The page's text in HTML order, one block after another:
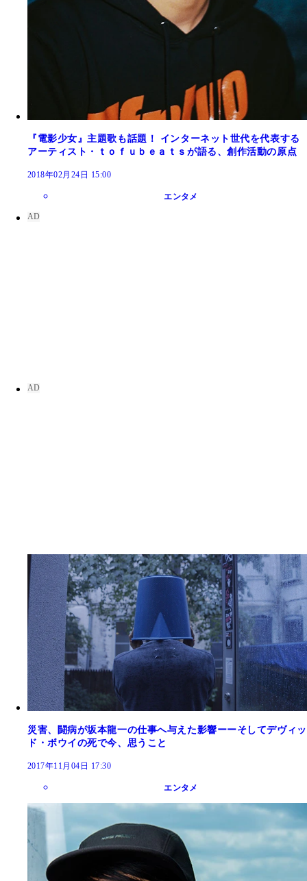
『電影少女』主題歌も話題！ インターネット世代を代表する
アーティスト・ｔｏｆｕｂｅａｔｓが語る、創作活動の原点
2018年02月24日 15:00
エンタメ
災害、闘病が坂本龍一の仕事へ与えた影響ーーそしてデヴィッ
ド・ボウイの死で今、思うこと
2017年11月04日 17:30
エンタメ